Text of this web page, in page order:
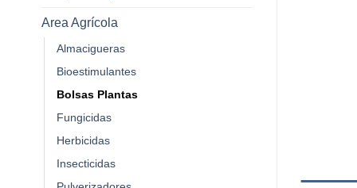
Area Agrícola
Almacigueras
Bioestimulantes
Bolsas Plantas
Fungicidas
Herbicidas
Insecticidas